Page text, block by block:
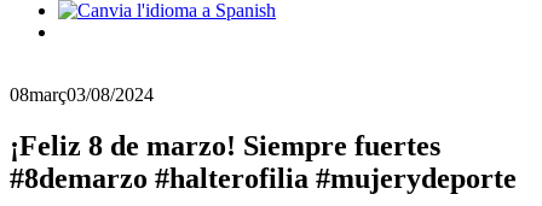
08març03/08/2024
¡Feliz 8 de marzo! Siempre fuertes
#8demarzo #halterofilia #mujerydeporte